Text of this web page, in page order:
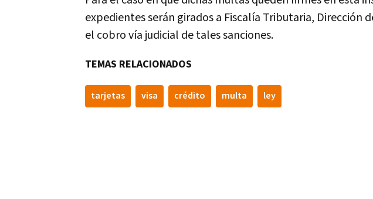
expedientes serán girados a Fiscalía Tributaria, Dirección
el cobro vía judicial de tales sanciones.
TEMAS RELACIONADOS
tarjetas visa crédito multa ley